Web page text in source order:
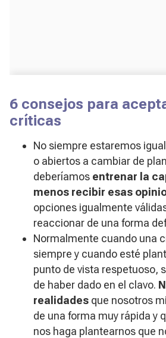
6 consejos para
críticas
No siempre estaremos
o abiertos a cambiar de
deberíamos entrenar la
menos recibir esas
opciones igualmente
reaccionar de una forma
Normalmente cuando una
siempre y cuando esté
punto de vista respetuoso,
de haber dado en el clavo.
realidades que nosotros
de una forma muy rápida y
nos haga plantearnos que